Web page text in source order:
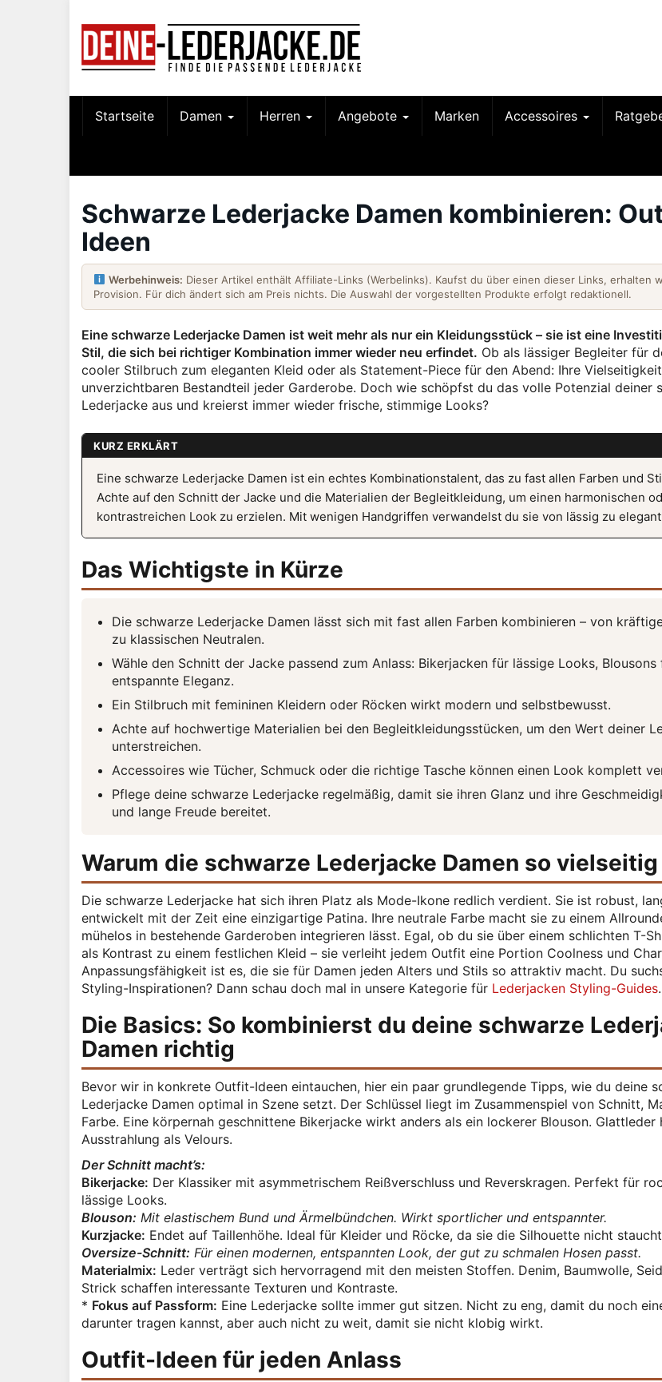
Startseite Damen Herren Angebote Marken Accessoires
Schwarze Lederjacke Damen kombinieren:
Ideen
Werbehinweis: Dieser Artikel enthält Affiliate-Links (Werbelinks). Kaufst du über einen dieser Links, erhalten
Provision. Für dich ändert sich am Preis nichts. Die Auswahl der vorgestellten Produkte erfolgt redaktionell.
Eine schwarze Lederjacke Damen ist weit mehr als nur ein Kleidungsstück – sie ist eine
Stil, die sich bei richtiger Kombination immer wieder neu erfindet. Ob als lässiger Begleiter für
cooler Stilbruch zum eleganten Kleid oder als Statement-Piece für den Abend: Ihre
unverzichtbaren Bestandteil jeder Garderobe. Doch wie schöpfst du das volle Potenzial deiner
Lederjacke aus und kreierst immer wieder frische, stimmige Looks?
KURZ ERKLÄRT
Eine schwarze Lederjacke Damen ist ein echtes Kombinationstalent, das zu fast allen Farben und
Achte auf den Schnitt der Jacke und die Materialien der Begleitkleidung, um einen harmonischen
kontrastreichen Look zu erzielen. Mit wenigen Handgriffen verwandelst du sie von lässig zu
Das Wichtigste in Kürze
Die schwarze Lederjacke Damen lässt sich mit fast allen Farben kombinieren – von
zu klassischen Neutralen.
Wähle den Schnitt der Jacke passend zum Anlass: Bikerjacken für lässige Looks, Blousons
entspannte Eleganz.
Ein Stilbruch mit femininen Kleidern oder Röcken wirkt modern und selbstbewusst.
Achte auf hochwertige Materialien bei den Begleitkleidungsstücken, um den Wert deiner
unterstreichen.
Accessoires wie Tücher, Schmuck oder die richtige Tasche können einen Look komplett
Pflege deine schwarze Lederjacke regelmäßig, damit sie ihren Glanz und ihre
und lange Freude bereitet.
Warum die schwarze Lederjacke Damen so
Die schwarze Lederjacke hat sich ihren Platz als Mode-Ikone redlich verdient. Sie ist robust,
entwickelt mit der Zeit eine einzigartige Patina. Ihre neutrale Farbe macht sie zu einem
mühelos in bestehende Garderoben integrieren lässt. Egal, ob du sie über einem schlichten T-
als Kontrast zu einem festlichen Kleid – sie verleiht jedem Outfit eine Portion Coolness und
Anpassungsfähigkeit ist es, die sie für Damen jeden Alters und Stils so attraktiv macht. Du
Styling-Inspirationen? Dann schau doch mal in unsere Kategorie für Lederjacken Styling-Guides.
Die Basics: So kombinierst du deine schwarze
Damen richtig
Bevor wir in konkrete Outfit-Ideen eintauchen, hier ein paar grundlegende Tipps, wie du deine
Lederjacke Damen optimal in Szene setzt. Der Schlüssel liegt im Zusammenspiel von Schnitt,
Farbe. Eine körpernah geschnittene Bikerjacke wirkt anders als ein lockerer Blouson. Glattleder
Ausstrahlung als Velours.
Der Schnitt macht’s:
Bikerjacke: Der Klassiker mit asymmetrischem Reißverschluss und Reverskragen. Perfekt für
lässige Looks.
Blouson: Mit elastischem Bund und Ärmelbündchen. Wirkt sportlicher und entspannter.
Kurzjacke: Endet auf Taillenhöhe. Ideal für Kleider und Röcke, da sie die Silhouette nicht
Oversize-Schnitt: Für einen modernen, entspannten Look, der gut zu schmalen Hosen passt.
Materialmix: Leder verträgt sich hervorragend mit den meisten Stoffen. Denim, Baumwolle,
Strick schaffen interessante Texturen und Kontraste.
* Fokus auf Passform: Eine Lederjacke sollte immer gut sitzen. Nicht zu eng, damit du noch
darunter tragen kannst, aber auch nicht zu weit, damit sie nicht klobig wirkt.
Outfit-Ideen für jeden Anlass